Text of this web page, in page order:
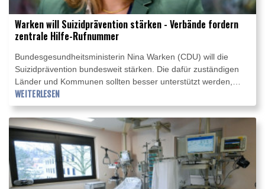
Warken will Suizidprävention stärken - Verbände fordern
zentrale Hilfe-Rufnummer
Bundesgesundheitsministerin Nina Warken (CDU) will die
Suizidprävention bundesweit stärken. Die dafür zuständigen
Länder und Kommunen sollten besser unterstützt werden,
heißt es in einem Gesetzentwurf, dessen Inhalte AFP am
Freitag in Berlin in Auszügen vorlagen. Darin ist unter
anderem die Schaffung einer "Bundesfachstelle für
Suizidprävention" geplant. Mehrere Verbände drängten auf
eine bundesweit einheitliche Krisendienst-Rufnummer.
WEITERLESEN